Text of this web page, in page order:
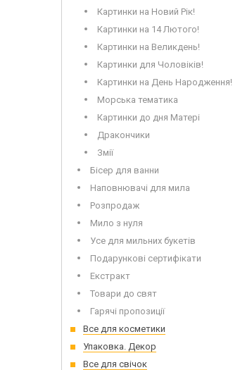
Картинки на Новий Рік!
Картинки на 14 Лютого!
Картинки на Великдень!
Картинки для Чоловіків!
Картинки на День Народження!
Морська тематика
Картинки до дня Матері
Дракончики
Змії
Бісер для ванни
Наповнювачі для мила
Розпродаж
Мило з нуля
Усе для мильних букетів
Подарункові сертифікати
Екстракт
Товари до свят
Гарячі пропозиції
Все для косметики
Упаковка. Декор
Все для свічок